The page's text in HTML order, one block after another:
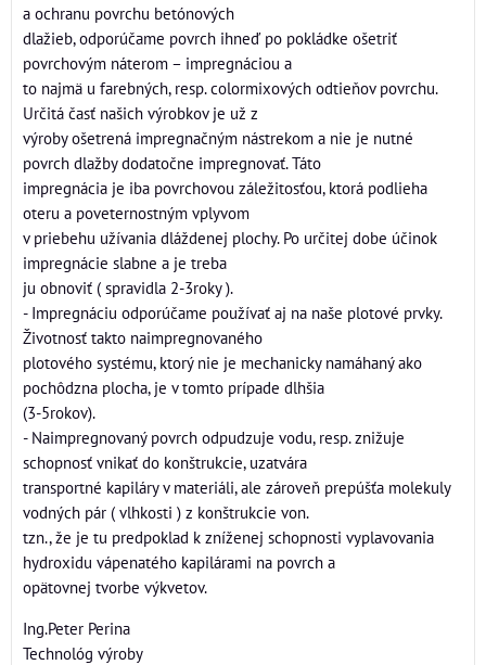
a ochranu povrchu betónových
dlažieb, odporúčame povrch ihneď po pokládke ošetriť
povrchovým náterom – impregnáciou a
to najmä u farebných, resp. colormixových odtieňov povrchu.
Určitá časť našich výrobkov je už z
výroby ošetrená impregnačným nástrekom a nie je nutné
povrch dlažby dodatočne impregnovať. Táto
impregnácia je iba povrchovou záležitosťou, ktorá podlieha
oteru a poveternostným vplyvom
v priebehu užívania dláždenej plochy. Po určitej dobe účinok
impregnácie slabne a je treba
ju obnoviť ( spravidla 2-3roky ).
- Impregnáciu odporúčame používať aj na naše plotové prvky.
Životnosť takto naimpregnovaného
plotového systému, ktorý nie je mechanicky namáhaný ako
pochôdzna plocha, je v tomto prípade dlhšia
(3-5rokov).
- Naimpregnovaný povrch odpudzuje vodu, resp. znižuje
schopnosť vnikať do konštrukcie, uzatvára
transportné kapiláry v materiáli, ale zároveň prepúšťa molekuly
vodných pár ( vlhkosti ) z konštrukcie von.
tzn., že je tu predpoklad k zníženej schopnosti vyplavovania
hydroxidu vápenatého kapilárami na povrch a
opätovnej tvorbe výkvetov.
Ing.Peter Perina
Technológ výroby